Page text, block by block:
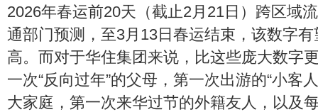
2026年春运前20天（截止2月21日）跨区域
通部门预测，至3月13日春运结束，该数字
高。而对于华住集团来说，比这些庞大数字
一次“反向过年”的父母，第一次出游的“小客
大家庭，第一次来华过节的外籍友人，以及